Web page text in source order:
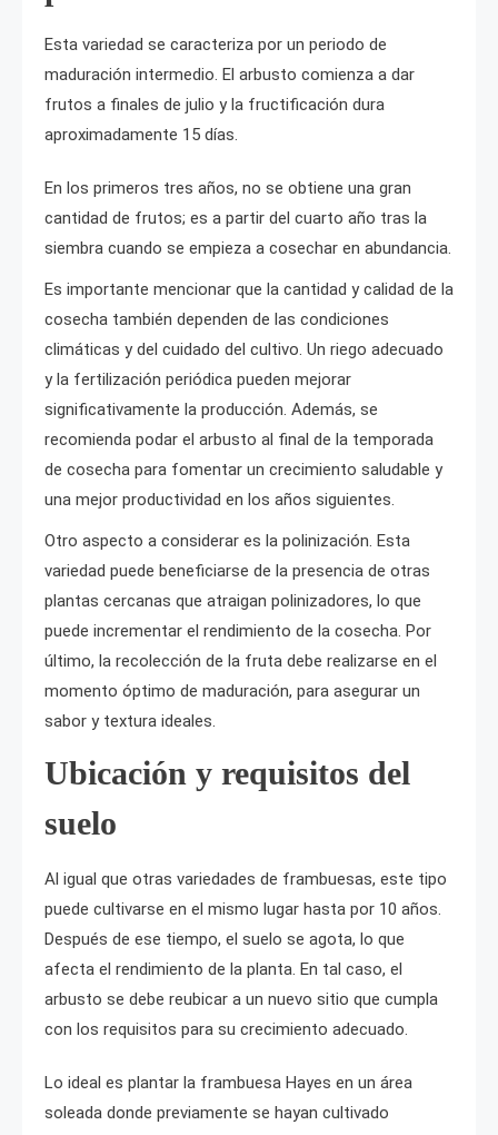
Esta variedad se caracteriza por un periodo de
maduración intermedio. El arbusto comienza a dar
frutos a finales de julio y la fructificación dura
aproximadamente 15 días.
En los primeros tres años, no se obtiene una gran
cantidad de frutos; es a partir del cuarto año tras la
siembra cuando se empieza a cosechar en abundancia.
Es importante mencionar que la cantidad y calidad de la
cosecha también dependen de las condiciones
climáticas y del cuidado del cultivo. Un riego adecuado
y la fertilización periódica pueden mejorar
significativamente la producción. Además, se
recomienda podar el arbusto al final de la temporada
de cosecha para fomentar un crecimiento saludable y
una mejor productividad en los años siguientes.
Otro aspecto a considerar es la polinización. Esta
variedad puede beneficiarse de la presencia de otras
plantas cercanas que atraigan polinizadores, lo que
puede incrementar el rendimiento de la cosecha. Por
último, la recolección de la fruta debe realizarse en el
momento óptimo de maduración, para asegurar un
sabor y textura ideales.
Ubicación y requisitos del
suelo
Al igual que otras variedades de frambuesas, este tipo
puede cultivarse en el mismo lugar hasta por 10 años.
Después de ese tiempo, el suelo se agota, lo que
afecta el rendimiento de la planta. En tal caso, el
arbusto se debe reubicar a un nuevo sitio que cumpla
con los requisitos para su crecimiento adecuado.
Lo ideal es plantar la frambuesa Hayes en un área
soleada donde previamente se hayan cultivado